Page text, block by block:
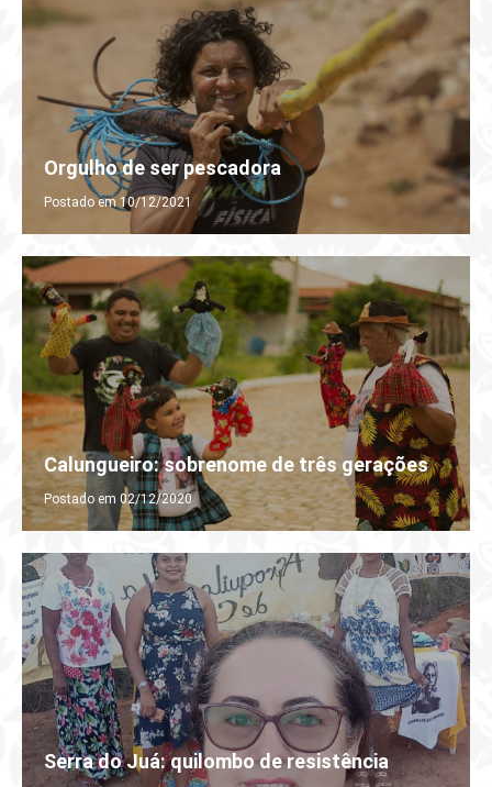
Orgulho de ser pescadora
Postado em 10/12/2021
Calungueiro: sobrenome de três gerações
Postado em 02/12/2020
Serra do Juá: quilombo de resistência